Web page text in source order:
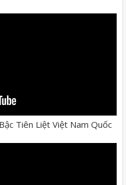
Tiên Liệt Việt Nam Quốc